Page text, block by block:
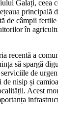
Galați, ceea
principală
de câmpii
în
recentă a
să spargă
de
nisip și
Acest